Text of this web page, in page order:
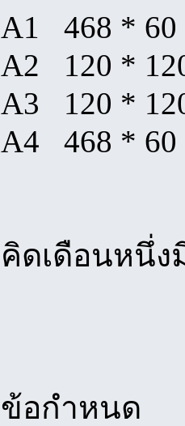
A1 468 *
A2 120 *
A3 120 *
A4 468 *
คิดเดือนหนึ่
ข้อกำหนด